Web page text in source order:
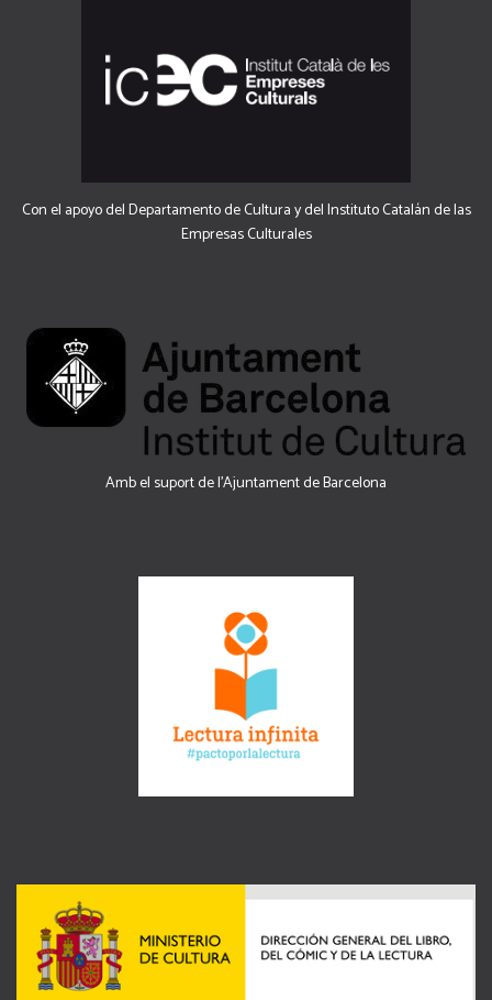
Con el apoyo del Departamento de Cultura y del Instituto Catalán de las
Empresas Culturales
Amb el suport de l’Ajuntament de Barcelona